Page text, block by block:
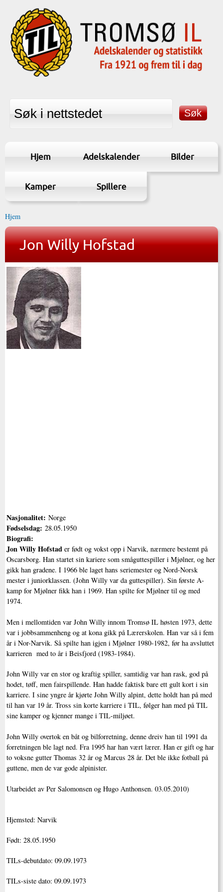
Hjem Adelskalender Bilder
Kamper Spillere
Hjem
Jon Willy Hofstad
Nasjonalitet: Norge
Fødselsdag: 28.05.1950
Biografi:
Jon Willy Hofstad er født og vokst opp i Narvik, nærmere bestemt på
Oscarsborg. Han startet sin kariere som småguttespiller i Mjølner, og her
gikk han gradene. I 1966 ble laget hans seriemester og Nord-Norsk
mester i juniorklassen. (John Willy var da guttespiller). Sin første A-
kamp for Mjølner fikk han i 1969. Han spilte for Mjølner til og med
1974.
Men i mellomtiden var John Willy innom Tromsø IL høsten 1973, dette
var i jobbsammenheng og at kona gikk på Lærerskolen. Han var så i fem
år i Nor-Narvik. Så spilte han igjen i Mjølner 1980-1982, før ha avsluttet
karrieren med to år i Beisfjord (1983-1984).
John Willy var en stor og kraftig spiller, samtidig var han rask, god på
hodet, tøff, men fairspillende. Han hadde faktisk bare ett gult kort i sin
karriere. I sine yngre år kjørte John Willy alpint, dette holdt han på med
til han var 19 år. Tross sin korte karriere i TIL, følger han med på TIL
sine kamper og kjenner mange i TIL-miljøet.
John Willy overtok en båt og bilforretning, denne dreiv han til 1991 da
forretningen ble lagt ned. Fra 1995 har han vært lærer. Han er gift og har
to voksne gutter Thomas 32 år og Marcus 28 år. Det ble ikke fotball på
guttene, men de var gode alpinister.
Utarbeidet av Per Salomonsen og Hugo Anthonsen. 03.05.2010)
Hjemsted: Narvik
Født: 28.05.1950
TILs-debutdato: 09.09.1973
TILs-siste dato: 09.09.1973